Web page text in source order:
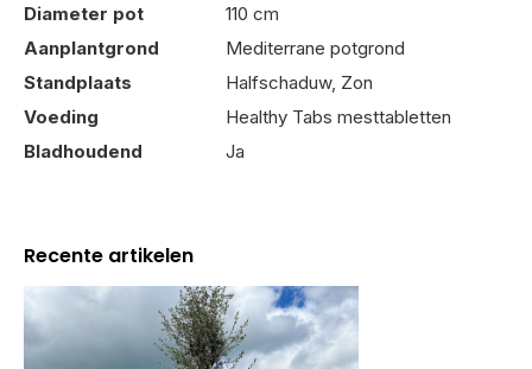
Diameter pot
110 cm
Aanplantgrond
Mediterrane potgrond
Standplaats
Halfschaduw, Zon
Voeding
Healthy Tabs mesttabletten
Bladhoudend
Ja
Recente artikelen